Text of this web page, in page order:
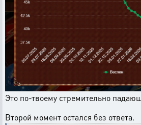
Это по-твоему стремительно
Второй момент остался без ответа.